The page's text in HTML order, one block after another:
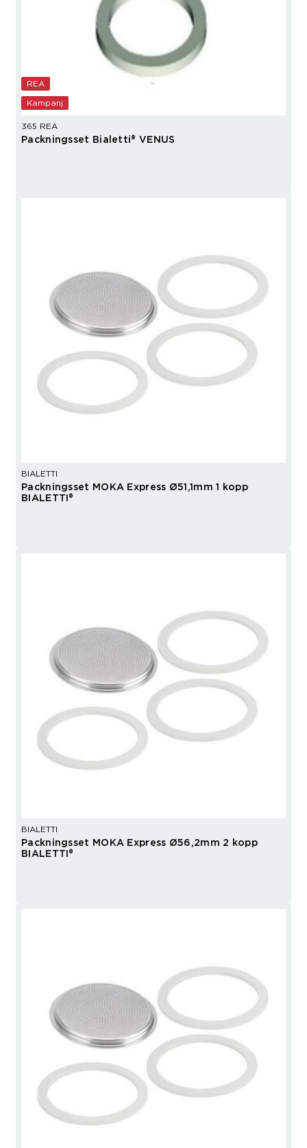
REA
Kampanj
365 REA
Packningsset Bialetti® VENUS
BIALETTI
Packningsset MOKA Express Ø51,1mm 1 kopp
BIALETTI®
BIALETTI
Packningsset MOKA Express Ø56,2mm 2 kopp
BIALETTI®